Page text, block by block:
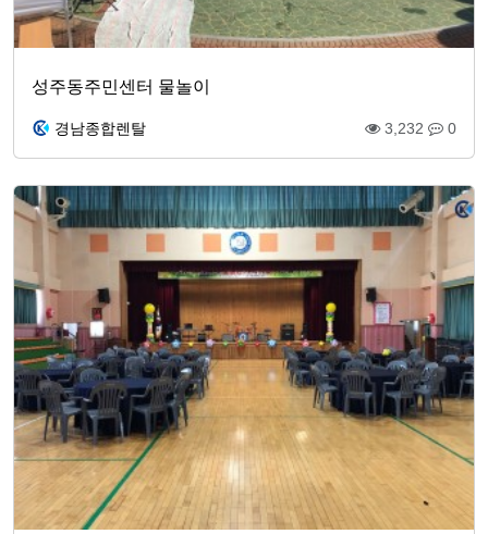
성주동주민센터 물놀이
경남종합렌탈 3,232 0